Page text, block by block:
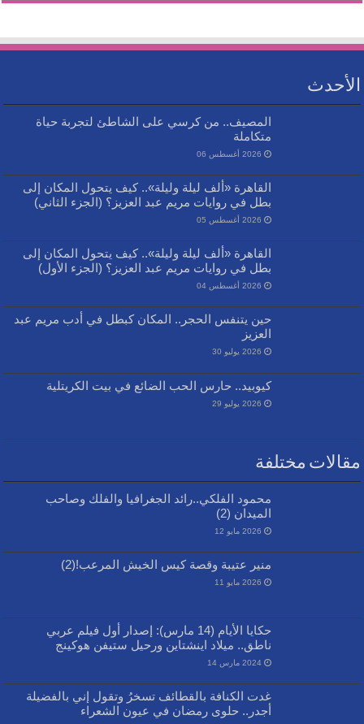
الأحدث
المصيف.. من كرسي على الشاطئ لتجربة حياة
متكاملة
2026 أغسطس 06
القاهرة «ألف ليلة وليلة».. كيف يتحول المكان إلى
بطل في روايات مريم عبد العزيز؟ (الجزء الثاني)
2026 أغسطس 05
القاهرة «ألف ليلة وليلة».. كيف يتحول المكان إلى
بطل في روايات مريم عبد العزيز؟ (الجزء الأول)
2026 أغسطس 04
حين يتنفس الحجر.. المكان كبطل في أدب مريم عبد
العزيز
2026 يوليو 30
كيوبيد.. حارس الحب الضائع في بيت الكريتلية
2026 يوليو 29
مقالات مختلفة
محمود الفلكي..رائد الجغرافيا والفلك وصاحب
الميدان (2)
2026 مايو 12
منير عتيبة وقصة كيس الخيش المرعب!(2)
2026 مايو 11
حكايا الأيام (14 مارس): إصدار أول فيلم عربي
ناطق.. ميلاد اينشتاين ورحيل ستيفن هوكينج
2024 مارس 14
غدت الكنافة بالقطائف تسخرُ وتقول إني بالفضيلة
أجدر.. حلوى رمضان في عيون الشعراء